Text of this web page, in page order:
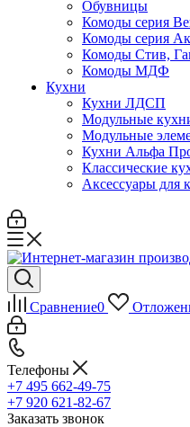
Обувницы
Комоды серия
Комоды серия
Комоды Стив,
Комоды МДФ
Кухни
Кухни ЛДСП
Модульные
Модульные
Кухни Альфа
Классические
Аксессуары для
Сравнение0
Телефоны
+7 495 662-49-75
+7 920 621-82-67
Заказать звонок